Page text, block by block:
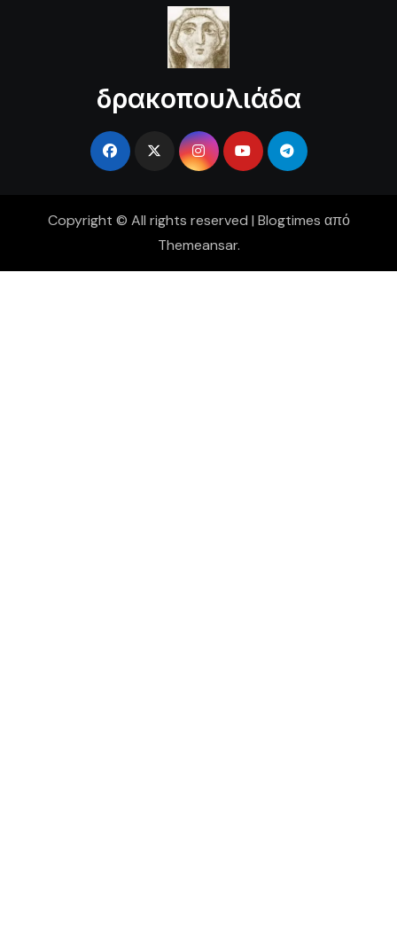
δρακοπουλιάδα
Copyright © All rights reserved | Blogtimes από
Themeansar.